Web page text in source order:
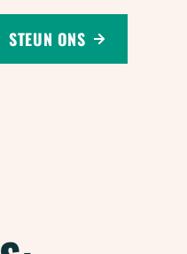
STEUN ONS